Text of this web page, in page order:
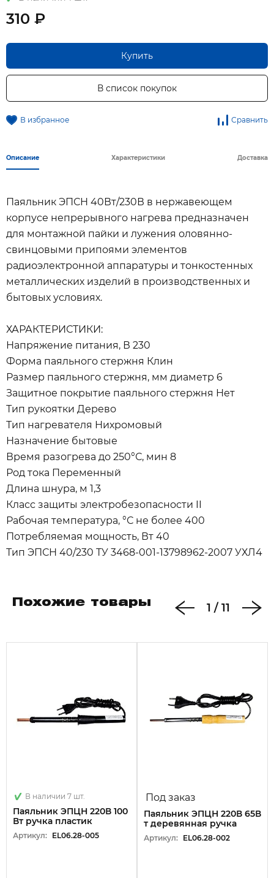
310 ₽
Купить
В список покупок
В избранное Сравнить
Описание Характеристики Доставка
Паяльник ЭПСН 40Вт/230В в нержавеющем
корпусе непрерывного нагрева предназначен
для монтажной пайки и лужения оловянно-
свинцовыми припоями элементов
радиоэлектронной аппаратуры и тонкостенных
металлических изделий в производственных и
бытовых условиях.
ХАРАКТЕРИСТИКИ:
Напряжение питания, В 230
Форма паяльного стержня Клин
Размер паяльного стержня, мм диаметр 6
Защитное покрытие паяльного стержня Нет
Тип рукоятки Дерево
Тип нагревателя Нихромовый
Назначение бытовые
Время разогрева до 250°С, мин 8
Род тока Переменный
Длина шнура, м 1,3
Класс защиты электробезопасности II
Рабочая температура, °С не более 400
Потребляемая мощность, Вт 40
Тип ЭПСН 40/230 ТУ 3468-001-13798962-2007 УХЛ4
Похожие товары 1 / 11
В наличии 7 шт.
Паяльник ЭПЦН 220В 100
Вт ручка пластик
Артикул: EL06.28-005
Под заказ
Паяльник ЭПЦН 220В 65В
т деревянная ручка
Артикул: EL06.28-002